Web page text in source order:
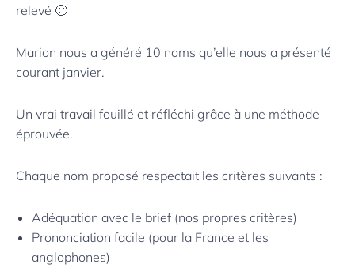
relevé 🙂
Marion nous a généré 10 noms qu’elle nous a présenté
courant janvier.
Un vrai travail fouillé et réfléchi grâce à une méthode
éprouvée.
Chaque nom proposé respectait les critères suivants :
Adéquation avec le brief (nos propres critères)
Prononciation facile (pour la France et les
anglophones)